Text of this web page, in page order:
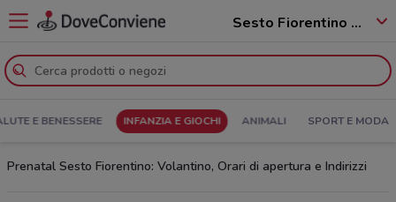
Sesto Fiorentino - 50019
E BENESSERE INFANZIA E GIOCHI ANIMALI SPORT E MODA
Prenatal Sesto Fiorentino: Volantino, Orari di apertura e Indirizzi